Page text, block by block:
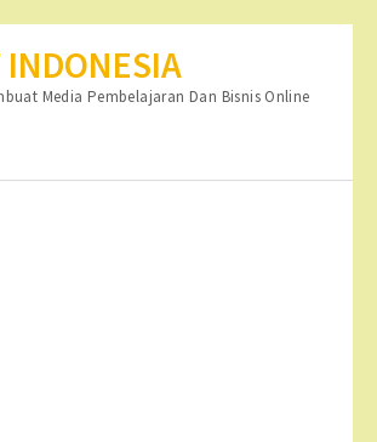
INDONESIA
Media Pembelajaran Dan Bisnis Online